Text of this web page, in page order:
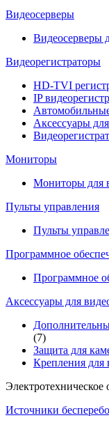
Видеосерверы
Видеосерверы
Видеорегистраторы
HD-TVI
IP
Аксессуары
Мониторы
Мониторы для
Пульты управления
Пульты
Программное
Программное
Аксессуары для
(7)
Защита для
Крепления для
Электротехническое
Источники